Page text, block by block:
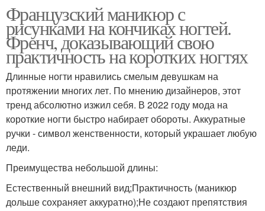
Французский маникюр с
рисунками на кончиках ногтей.
Френч, доказывающий свою
практичность на коротких ногтях
Длинные ногти нравились смелым девушкам на
протяжении многих лет. По мнению дизайнеров, этот
тренд абсолютно изжил себя. В 2022 году мода на
короткие ногти быстро набирает обороты. Аккуратные
ручки - символ женственности, который украшает любую
леди.
Преимущества небольшой длины:
Естественный внешний вид;Практичность (маникюр
дольше сохраняет аккуратно);Не создают препятствия